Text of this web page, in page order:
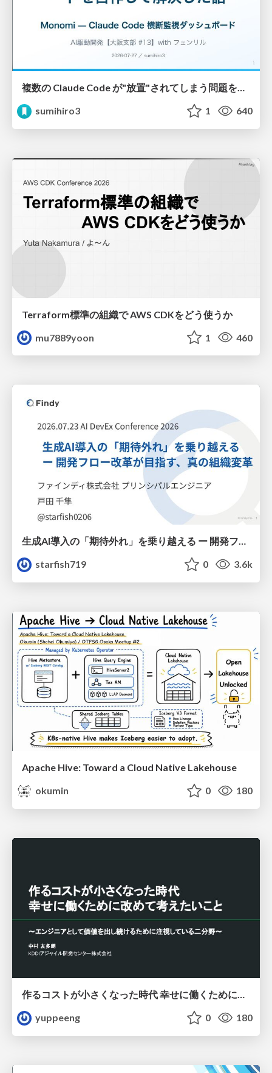
複数の Claude Code が"放置"されてしまう問題をCLI ダッシュボードを自作して解決した話
sumihiro3
1 640
Terraform標準の組織で AWS CDKをどう使うか
mu7889yoon
1 460
生成AI導入の「期待外れ」を乗り越える ー 開発フロー改革が目指す、真の組織変革
starfish719
0 3.6k
Apache Hive: Toward a Cloud Native Lakehouse
okumin
0 180
yuppeeng
0 180